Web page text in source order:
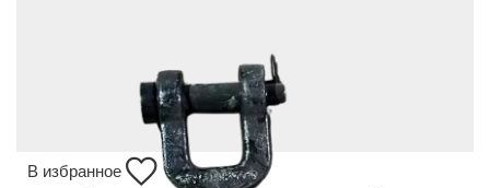
В избранное